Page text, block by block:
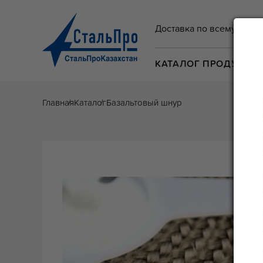
Доставка по всему
КАТАЛОГ ПРОДУКЦИИ
ГлавнаяКаталогБазальтовый шнур